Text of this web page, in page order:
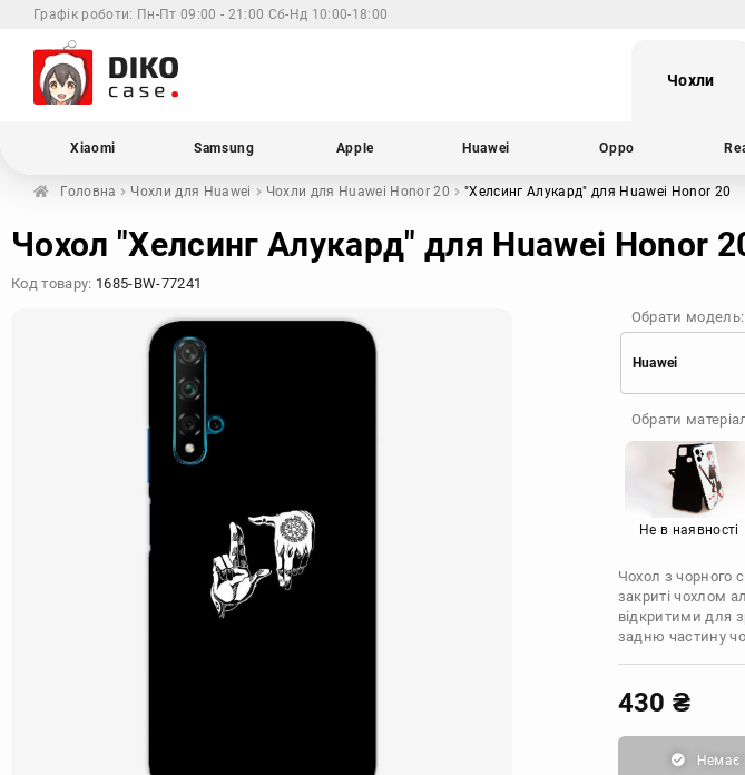
Графік роботи: Пн-Пт 09:00 - 21:00 Сб-Нд 10:00-18:00
Чохли
Xiaomi Samsung Apple Huawei Oppo
Головна Чохли для Huawei Чохли для Huawei Honor 20 "Хелсинг Алукард" для Huawei Honor 20
Чохол "Хелсинг Алукард" для Huawei Honor
Код товару: 1685-BW-77241
Обрати модель:
Huawei
Samsung
Apple
Oppo
Realme
OnePlus
Google
Doogee
Motorola
Обрати
Не в наявності
Чохол з чорного
закриті чохлом
відкритими для
задню частину
430 ₴
Немає